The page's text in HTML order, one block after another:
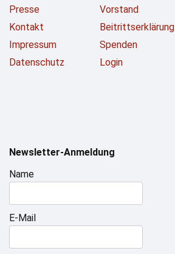
Presse
Kontakt
Impressum
Datenschutz
Vorstand
Beitrittserklärung
Spenden
Login
Newsletter-Anmeldung
Name
E-Mail